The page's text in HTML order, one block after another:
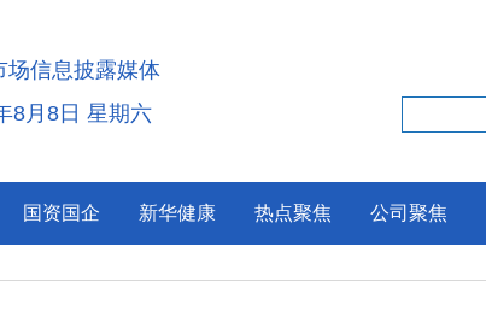
场信息披露媒体
8月8日 星期六
国资国企 新华健康 热点聚焦 公司聚焦